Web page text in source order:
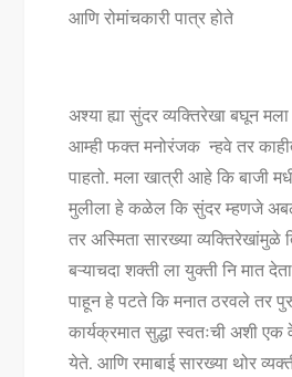
आणि रोमांचकारी पात्र होते
अश्या ह्या सुंदर व्यक्तिरेखा बघून
आम्ही फक्त मनोरंजक न्हवे तर
पाहतो. मला खात्री आहे कि बाजी
मुलीला हे कळेल कि सुंदर म्हणजे
तर अस्मिता सारख्या
बऱ्याचदा शक्ती ला युक्ती नि मात
पाहून हे पटते कि मनात ठरवले तर
कार्यक्रमात सुद्धा स्वतःची अशी
येते. आणि रमाबाई सारख्या थोर